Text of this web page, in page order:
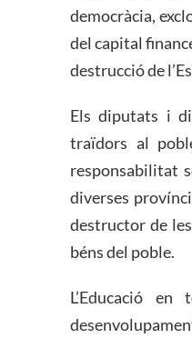
democràcia,
del capital
destrucció de
Els diputats i
traïdors al
responsabilitat
diverses
destructor de
béns del poble.
L’Educació